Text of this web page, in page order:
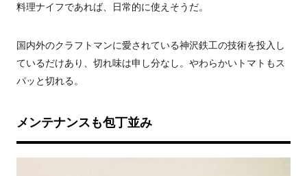
料理ナイフであれば、日常的に使えそうだ。
国内外のクラフトマンに愛されている神沢鉄工の技術を投入し
ているだけあり、切れ味は申し分なし。やわらかいトマトもス
パッと切れる。
メンテナンスも包丁並み